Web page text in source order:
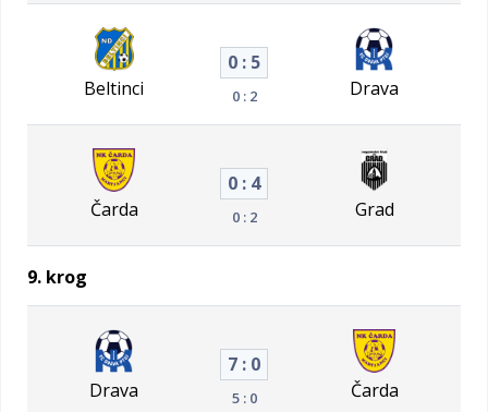
Beltinci
0 : 5
0 : 2 Drava
Čarda
0 : 4
0 : 2 Grad
9. krog
Drava
7 : 0
5 : 0 Čarda